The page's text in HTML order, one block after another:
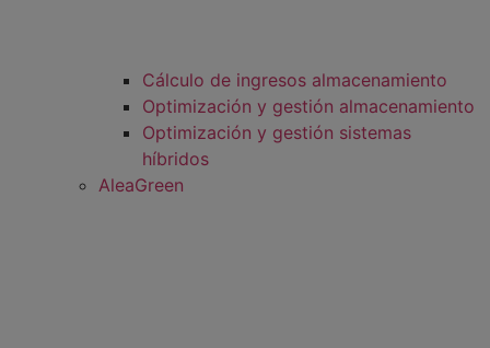
Cálculo de ingresos almacenamiento
Optimización y gestión almacenamiento
Optimización y gestión sistemas
híbridos
AleaGreen